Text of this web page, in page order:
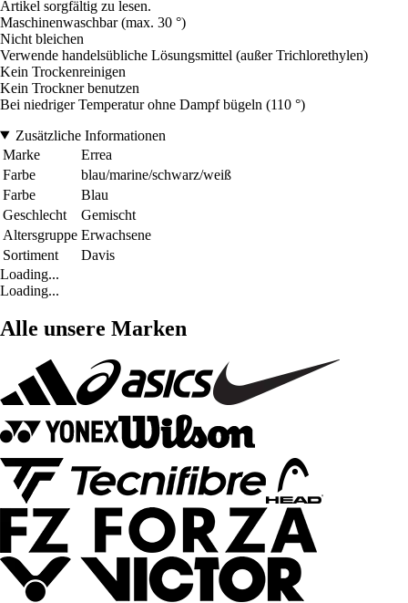
Artikel sorgfältig zu lesen.
Maschinenwaschbar (max. 30 °)
Nicht bleichen
Verwende handelsübliche Lösungsmittel (außer Trichlorethylen)
Kein Trockenreinigen
Kein Trockner benutzen
Bei niedriger Temperatur ohne Dampf bügeln (110 °)
Zusätzliche Informationen
Marke
Errea
Farbe
blau/marine/schwarz/weiß
Farbe
Blau
Geschlecht
Gemischt
Altersgruppe Erwachsene
Sortiment
Davis
Loading...
Loading...
Alle unsere Marken